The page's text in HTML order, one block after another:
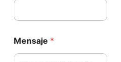
a
í
a
C
*
C
Mensaje *